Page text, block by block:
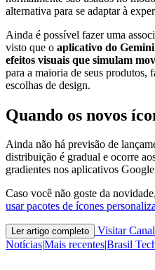
alternativa para se adaptar à
Ainda é possível fazer uma
visto que o aplicativo do
efeitos visuais que simulam
para a maioria de seus produtos,
escolhas de design.
Quando os novos
Ainda não há previsão de
distribuição é gradual e ocorre
gradientes nos aplicativos
Caso você não goste da
usar pacotes de ícones
Ler artigo completo
Visitar
Notícias|Mais recentes|Brasil